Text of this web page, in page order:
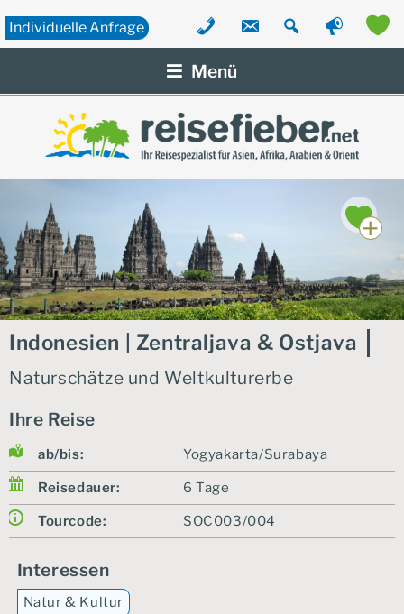
Zum
IndividuelleAnfrage
Menü
Indonesien | Zentraljava & Ostjava
Naturschätze und Weltkulturerbe
Ihre Reise
ab/bis: Yogyakarta/Surabaya
Reisedauer: 6 Tage
Tourcode: SOC003/004
Interessen
Natur & Kultur